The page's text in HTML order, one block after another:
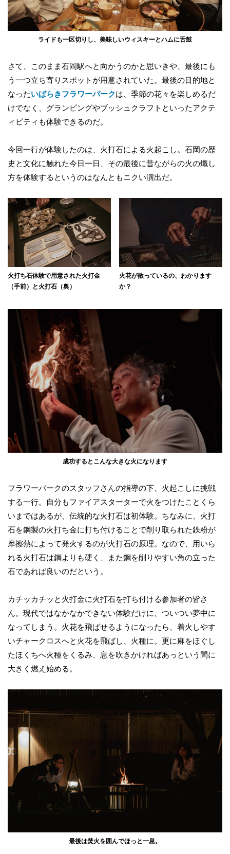
ライドも一区切りし、美味しいウィスキーとハムに舌鼓
さて、このまま石岡駅へと向かうのかと思いきや、最後にも
う一つ立ち寄りスポットが用意されていた。最後の目的地と
なったいばらきフラワーパークは、季節の花々を楽しめるだ
けでなく、グランピングやブッシュクラフトといったアクテ
ィビティも体験できるのだ。
今回一行が体験したのは、火打石による火起こし。石岡の歴
史と文化に触れた今日一日、その最後に昔ながらの火の熾し
方を体験するというのはなんともニクい演出だ。
火打ち石体験で用意された火打金
（手前）と火打石（奥）
火花が散っているの、わかります
か？
成功するとこんな大きな火になります
フラワーパークのスタッフさんの指導の下、火起こしに挑戦
する一行。自分もファイアスターターで火をつけたことくら
いまではあるが、伝統的な火打石は初体験。ちなみに、火打
石を鋼製の火打ち金に打ち付けることで削り取られた鉄粉が
摩擦熱によって発火するのが火打石の原理。なので、用いら
れる火打石は鋼よりも硬く、また鋼を削りやすい角の立った
石であれば良いのだという。
カチッカチッと火打金に火打石を打ち付ける参加者の皆さ
ん。現代ではなかなかできない体験だけに、ついつい夢中に
なってしまう。火花を飛ばせるようになったら、着火しやす
いチャークロスへと火花を飛ばし、火種に。更に麻をほぐし
たほくちへ火種をくるみ、息を吹きかければあっという間に
大きく燃え始める。
最後は焚火を囲んでほっと一息。